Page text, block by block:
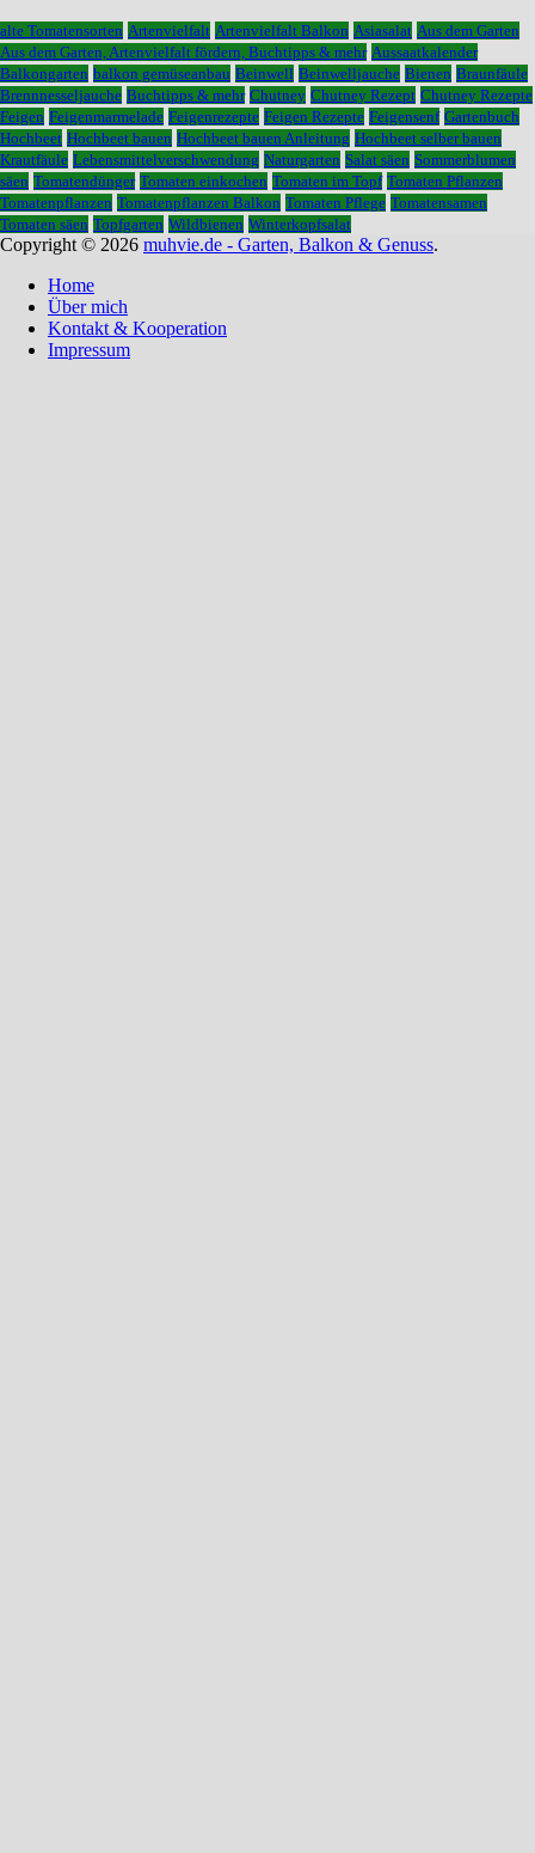
alte Tomatensorten Artenvielfalt Artenvielfalt Balkon Asiasalat Aus dem Garten
Aus dem Garten, Artenvielfalt fördern, Buchtipps & mehr Aussaatkalender
Balkongarten balkon gemüseanbau Beinwell Beinwelljauche Bienen Braunfäule
Brennnesseljauche Buchtipps & mehr Chutney Chutney Rezept Chutney Rezepte
Feigen Feigenmarmelade Feigenrezepte Feigen Rezepte Feigensenf Gartenbuch
Hochbeet Hochbeet bauen Hochbeet bauen Anleitung Hochbeet selber bauen
Krautfäule Lebensmittelverschwendung Naturgarten Salat säen Sommerblumen
säen Tomatendünger Tomaten einkochen Tomaten im Topf Tomaten Pflanzen
Tomatenpflanzen Tomatenpflanzen Balkon Tomaten Pflege Tomatensamen
Tomaten säen Topfgarten Wildbienen Winterkopfsalat
Copyright © 2026 muhvie.de - Garten, Balkon & Genuss.
Home
Über mich
Kontakt & Kooperation
Impressum